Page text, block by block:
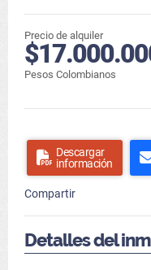
Precio de alquiler
Pesos Colombianos
Descargar
información
Compartir
Detalles del